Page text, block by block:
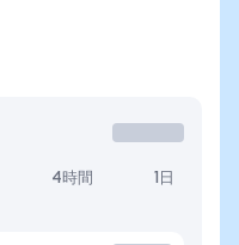
4時間 1日